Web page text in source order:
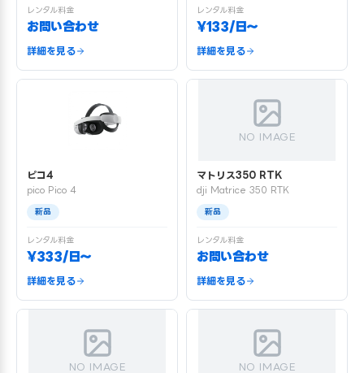
レンタル料金
お問い合わせ
詳細を見る
レンタル料金
¥133/日〜
詳細を見る
ピコ4
pico Pico 4
新品
レンタル料金
¥333/日〜
詳細を見る
NO IMAGE
マトリス350 RTK
dji Matrice 350 RTK
新品
レンタル料金
お問い合わせ
詳細を見る
NO IMAGE NO IMAGE